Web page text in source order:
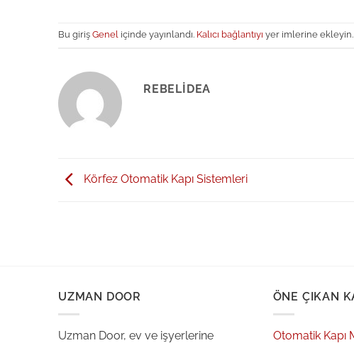
Bu giriş Genel içinde yayınlandı. Kalıcı bağlantıyı yer imlerine ekleyin.
REBELIDEA
Körfez Otomatik Kapı Sistemleri
UZMAN DOOR
Uzman Door, ev ve işyerlerine
ÖNE ÇIKAN
Otomatik Kapı